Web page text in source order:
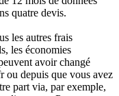
quatre devis.
les autres frais
les économies
avoir changé
ou depuis que vous avez
part via, par exemple,